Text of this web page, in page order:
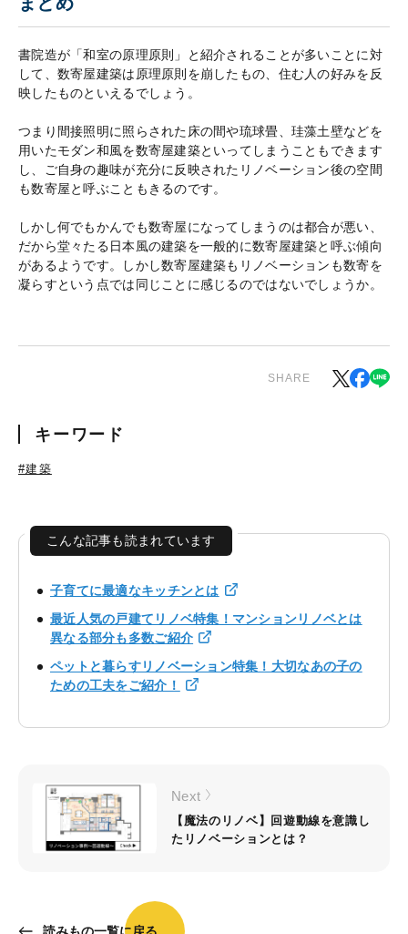
書院造が「和室の原理原則」と紹介されることが多いことに対
して、数寄屋建築は原理原則を崩したもの、住む人の好みを反
映したものといえるでしょう。
つまり間接照明に照らされた床の間や琉球畳、珪藻土壁などを
用いたモダン和風を数寄屋建築といってしまうこともできます
し、ご自身の趣味が充分に反映されたリノベーション後の空間
も数寄屋と呼ぶこともきるのです。
しかし何でもかんでも数寄屋になってしまうのは都合が悪い、
だから堂々たる日本風の建築を一般的に数寄屋建築と呼ぶ傾向
があるようです。しかし数寄屋建築もリノベーションも数寄を
凝らすという点では同じことに感じるのではないでしょうか。
SHARE
キーワード
#建築
こんな記事も読まれています
子育てに最適なキッチンとは
最近人気の戸建てリノベ特集！マンションリノベとは
異なる部分も多数ご紹介
ペットと暮らすリノベーション特集！大切なあの子の
ための工夫をご紹介！
読みもの一覧に戻る
Next
【魔法のリノベ】回遊動線を意識し
たリノベーションとは？